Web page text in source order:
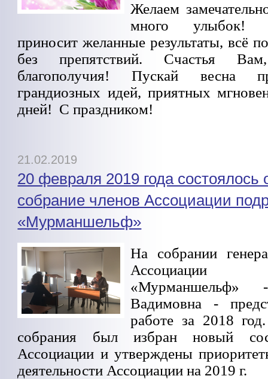
Желаем
много улыбок!
приносит желанные результаты, всё
без препятствий. Счастья
благополучия! Пускай весна
грандиозных идей, приятных
дней! С праздником!
21.02.2019
20 февраля 2019 года состоялось
собрание членов Ассоциации
«Мурманшельф»
На собрании
Ассоциации
Вадимовна -
работе за 2018
собрания был избран новый
Ассоциации и утверждены
деятельности Ассоциации на 2019 г.